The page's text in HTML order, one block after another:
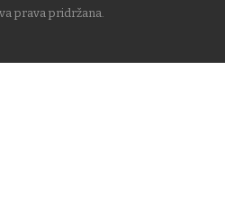
prava pridržana.